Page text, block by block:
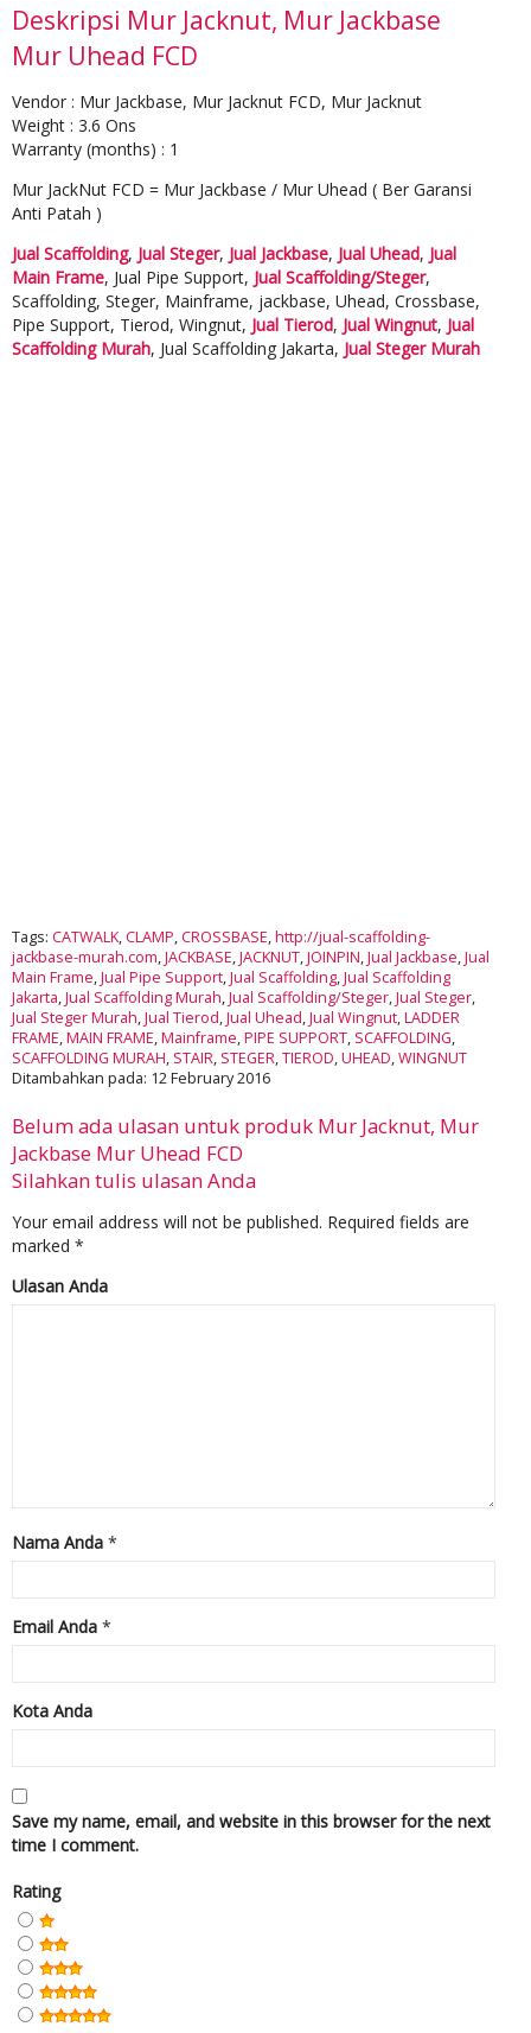
Deskripsi Mur Jacknut, Mur Jackbase
Mur Uhead FCD
Vendor : Mur Jackbase, Mur Jacknut FCD, Mur Jacknut
Weight : 3.6 Ons
Warranty (months) : 1
Mur JackNut FCD = Mur Jackbase / Mur Uhead ( Ber Garansi
Anti Patah )
Jual Scaffolding, Jual Steger, Jual Jackbase, Jual Uhead, Jual
Main Frame, Jual Pipe Support, Jual Scaffolding/Steger,
Scaffolding, Steger, Mainframe, jackbase, Uhead, Crossbase,
Pipe Support, Tierod, Wingnut, Jual Tierod, Jual Wingnut, Jual
Scaffolding Murah, Jual Scaffolding Jakarta, Jual Steger Murah
Tags: CATWALK,CLAMP,CROSSBASE,http://jual-scaffolding-
jackbase-murah.com,JACKBASE,JACKNUT,JOINPIN,Jual Jackbase,Jual
Main Frame,Jual Pipe Support,Jual Scaffolding,Jual Scaffolding
Jakarta,Jual Scaffolding Murah,Jual Scaffolding/Steger,Jual Steger,
Jual Steger Murah,Jual Tierod,Jual Uhead,Jual Wingnut,LADDER
FRAME,MAIN FRAME,Mainframe,PIPE SUPPORT, SCAFFOLDING,
SCAFFOLDING MURAH, STAIR, STEGER,TIEROD,UHEAD,WINGNUT
Ditambahkan pada: 12 February 2016
Belum ada ulasan untuk produk Mur Jacknut, Mur
Jackbase Mur Uhead FCD
Silahkan tulis ulasan Anda
Your email address will not be published. Required fields are
marked *
Ulasan Anda
Nama Anda *
Email Anda *
Kota Anda
Save my name, email, and website in this browser for the next
time I comment.
Rating